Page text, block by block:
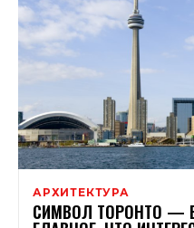
АРХИТЕКТУРА
СИМВОЛ ТОРОНТО —